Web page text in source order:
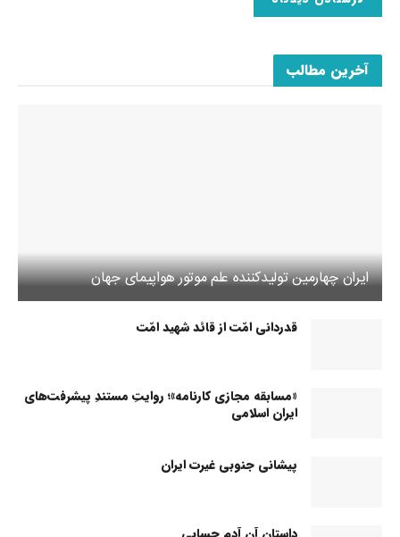
آخرین مطالب
ایران چهارمین تولیدکننده علم موتور هواپیمای جهان
قدردانی امّت از قائد شهید امّت
«مسابقه مجازی کارنامه»؛ روایتِ مستندِ پیشرفت‌های
ایران اسلامی
پیشانی جنوبی غیرت ایران